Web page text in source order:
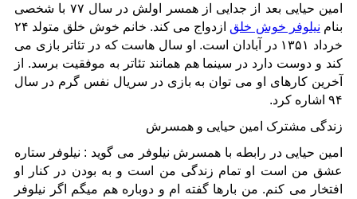
امین حیایی بعد از جدایی از همسر اولش در سال ۷۷ با شخصی
بنام نیلوفر خوش خلق
ازدواج می کند. خانم خوش خلق متولد ۲۴
خرداد ۱۳۵۱ در آبادان است. او سال هاست که در تئاتر بازی می
کند و دوست دارد در سینما هم همانند تئاتر به موفقیت برسد. از
آخرین کارهای او می توان به بازی در سریال نفس گرم در سال
۹۴ اشاره کرد.
زندگی مشترک امین حیایی و همسرش
امین حیایی در رابطه با همسرش نیلوفر می گوید : نیلوفر ستاره
عشق من است او تمام زندگی من است و به بودن در کنار او
افتخار می کنم. من بارها گفته ام و دوباره هم میگم اگر نیلوفر